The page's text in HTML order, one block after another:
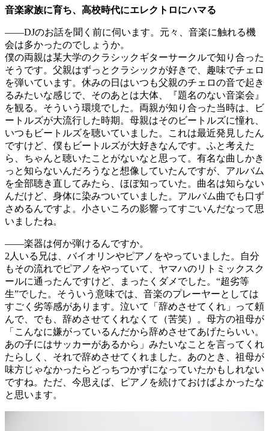
音楽家族に育ち、高校時代にエレクトロにハマる
――DJのお話を聞く前に伺います。元々、音楽に触れる機
会は多かったのでしょうか。
僕の両親は某大学のクラシックギターサークルで知り合った
そうです。父親はずっとクラシックが好きで、趣味でチェロ
を弾いています。休みの日はいつも父親のチェロの音で起き
るみたいな感じで、そのあとは大体、『題名のない音楽会』
を観る。そういう環境でした。両親が知り合った当時は、ビ
ートルズが大流行した時期。母親はそのビートルズに憧れ、
いつもビートルズを聴いていました。これは最近発見したん
ですけど、僕もビートルズが大好きなんです。ふと考えた
ら、ちゃんと聴いたことがないなと思って。有名な曲しかき
っと知らないんだろうなと想像していたんですが、アルバム
を全部聴き直してみたら、ほぼ知っていた。曲名は知らない
んだけど、身体に染みついていました。アルバム曲でも口ず
さめるんですよ。小さいころの影響ってすごいんだなって思
いましたね。
――楽器は何か弾けるんですか。
2人いる兄は、バイオリンやピアノをやっていました。自分
もその流れでピアノをやっていて、ヤマハのリトミックスク
ールに通ったんですけど、まったくダメでした。“超劣等
生”でした。そういう意味では、音楽のプレーヤーとしては
すごく劣等感があります。泣いて「辞めさせてくれ」って頼
んで、でも、辞めさせてくれなくて（苦笑）。母方の祖母が
「こんなに嫌がっているんだから辞めさせてあげたらいい。
あの子にはサッカーがあるから」みたいなことを言ってくれ
たらしく、それで辞めさせてくれました。あのとき、祖母が
味方じゃなかったらどっちつかずになっていたかもしれない
ですね。ただ、今思えば、ピアノを続けておけばよかったな
と思います。